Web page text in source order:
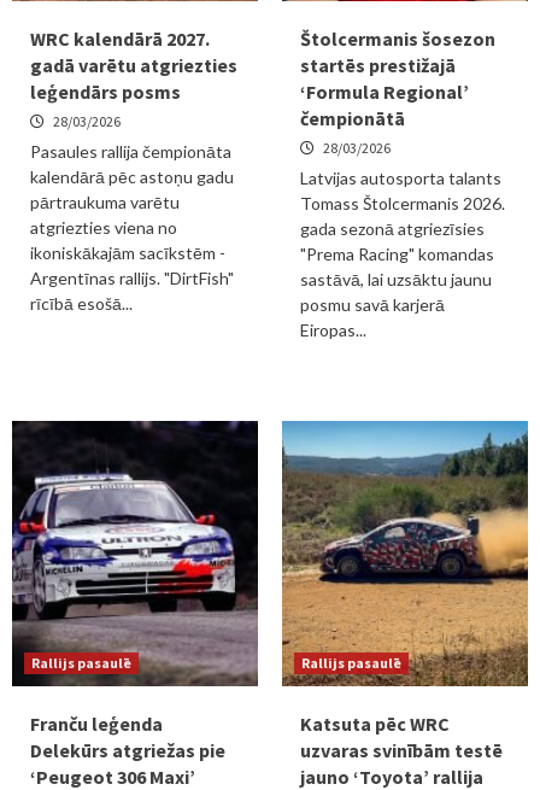
WRC kalendārā 2027.
gadā varētu atgriezties
leģendārs posms
28/03/2026
Pasaules rallija čempionāta
kalendārā pēc astoņu gadu
pārtraukuma varētu
atgriezties viena no
ikoniskākajām sacīkstēm -
Argentīnas rallijs. "DirtFish"
rīcībā esošā...
Štolcermanis šosezon
startēs prestižajā
‘Formula Regional’
čempionātā
28/03/2026
Latvijas autosporta talants
Tomass Štolcermanis 2026.
gada sezonā atgriezīsies
"Prema Racing" komandas
sastāvā, lai uzsāktu jaunu
posmu savā karjerā
Eiropas...
Rallijs pasaulē
Franču leģenda
Delekūrs atgriežas pie
‘Peugeot 306 Maxi’
Rallijs pasaulē
Katsuta pēc WRC
uzvaras svinībām testē
jauno ‘Toyota’ rallija